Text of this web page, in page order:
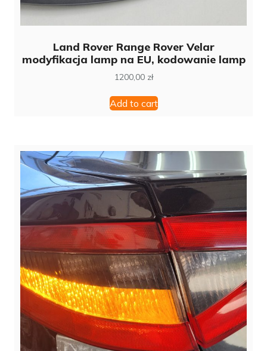
Land Rover Range Rover Velar
modyfikacja lamp na EU, kodowanie lamp
1200,00 zł
Add to cart